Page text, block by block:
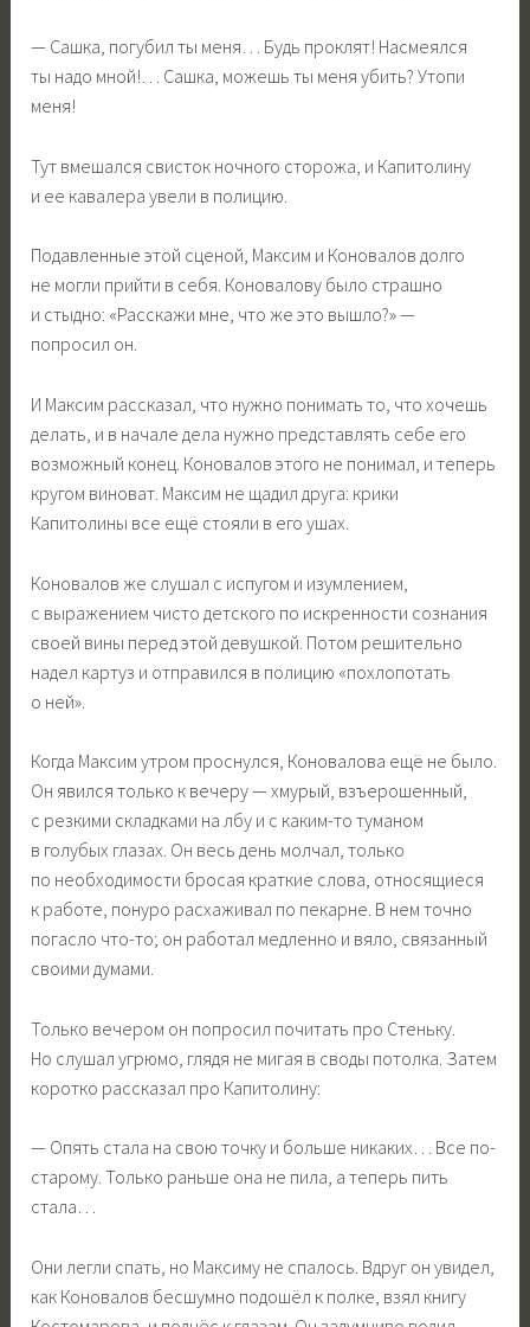
— Сашка, погубил ты меня… Будь проклят! Насмеялся
ты надо мной!… Сашка, можешь ты меня убить? Утопи
меня!
Тут вмешался свисток ночного сторожа, и Капитолину
и ее кавалера увели в полицию.
Подавленные этой сценой, Максим и Коновалов долго
не могли прийти в себя. Коновалову было страшно
и стыдно: «Расскажи мне, что же это вышло?» —
попросил он.
И Максим рассказал, что нужно понимать то, что хочешь
делать, и в начале дела нужно представлять себе его
возможный конец. Коновалов этого не понимал, и теперь
кругом виноват. Максим не щадил друга: крики
Капитолины все ещё стояли в его ушах.
Коновалов же слушал с испугом и изумлением,
с выражением чисто детского по искренности сознания
своей вины перед этой девушкой. Потом решительно
надел картуз и отправился в полицию «похлопотать
о ней».
Когда Максим утром проснулся, Коновалова ещё не было.
Он явился только к вечеру — хмурый, взъерошенный,
с резкими складками на лбу и с каким-то туманом
в голубых глазах. Он весь день молчал, только
по необходимости бросая краткие слова, относящиеся
к работе, понуро расхаживал по пекарне. В нем точно
погасло что-то; он работал медленно и вяло, связанный
своими думами.
Только вечером он попросил почитать про Стеньку.
Но слушал угрюмо, глядя не мигая в своды потолка. Затем
коротко рассказал про Капитолину:
— Опять стала на свою точку и больше никаких… Все по-
старому. Только раньше она не пила, а теперь пить
стала…
Они легли спать, но Максиму не спалось. Вдруг он увидел,
как Коновалов бесшумно подошёл к полке, взял книгу